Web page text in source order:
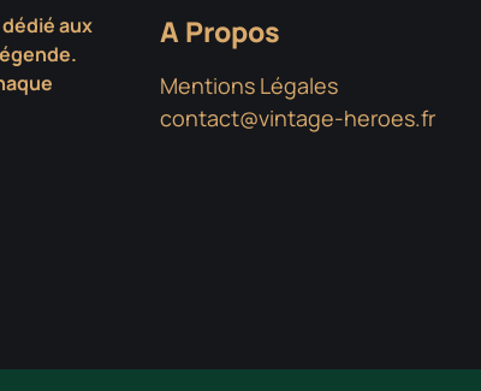
aux
A Propos
Mentions Légales
contact@vintage-heroes.fr